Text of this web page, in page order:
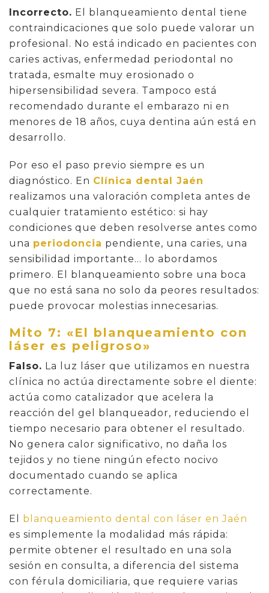
Incorrecto. El blanqueamiento dental tiene
contraindicaciones que solo puede valorar un
profesional. No está indicado en pacientes con
caries activas, enfermedad periodontal no
tratada, esmalte muy erosionado o
hipersensibilidad severa. Tampoco está
recomendado durante el embarazo ni en
menores de 18 años, cuya dentina aún está en
desarrollo.
Por eso el paso previo siempre es un
diagnóstico. En Clínica dental Jaén
realizamos una valoración completa antes de
cualquier tratamiento estético: si hay
condiciones que deben resolverse antes como
una periodoncia pendiente, una caries, una
sensibilidad importante… lo abordamos
primero. El blanqueamiento sobre una boca
que no está sana no solo da peores resultados:
puede provocar molestias innecesarias.
Mito 7: «El blanqueamiento con
láser es peligroso»
Falso. La luz láser que utilizamos en nuestra
clínica no actúa directamente sobre el diente:
actúa como catalizador que acelera la
reacción del gel blanqueador, reduciendo el
tiempo necesario para obtener el resultado.
No genera calor significativo, no daña los
tejidos y no tiene ningún efecto nocivo
documentado cuando se aplica
correctamente.
El blanqueamiento dental con láser en Jaén
es simplemente la modalidad más rápida:
permite obtener el resultado en una sola
sesión en consulta, a diferencia del sistema
con férula domiciliaria, que requiere varias